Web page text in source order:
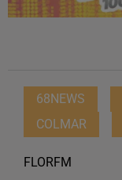
68NEWS
COLMAR
FLORFM